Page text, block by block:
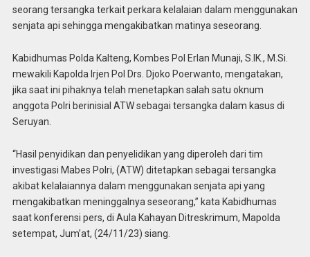
seorang tersangka terkait perkara kelalaian dalam menggunakan
senjata api sehingga mengakibatkan matinya seseorang.
Kabidhumas Polda Kalteng, Kombes Pol Erlan Munaji, S.IK., M.Si.
mewakili Kapolda Irjen Pol Drs. Djoko Poerwanto, mengatakan,
jika saat ini pihaknya telah menetapkan salah satu oknum
anggota Polri berinisial ATW sebagai tersangka dalam kasus di
Seruyan.
“Hasil penyidikan dan penyelidikan yang diperoleh dari tim
investigasi Mabes Polri, (ATW) ditetapkan sebagai tersangka
akibat kelalaiannya dalam menggunakan senjata api yang
mengakibatkan meninggalnya seseorang,” kata Kabidhumas
saat konferensi pers, di Aula Kahayan Ditreskrimum, Mapolda
setempat, Jum’at, (24/11/23) siang.